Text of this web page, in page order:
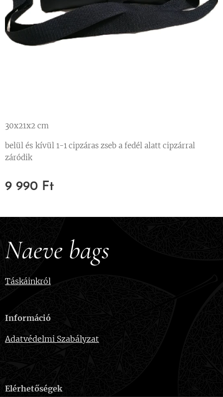
30x21x2 cm
belül és kívül 1-1 cipzáras zseb a fedél alatt cipzárral
záródik
9 990 Ft
Naeve bags
Táskáinkról
Információ
Adatvédelmi Szabályzat
Elérhetőségek